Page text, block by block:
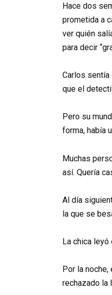
Hace dos
prometida a
ver quién
para decir
Carlos sentía
que el
Pero su
forma, había
Muchas
así. Quería
Al día
la que se
La chica leyó
Por la
rechazado la